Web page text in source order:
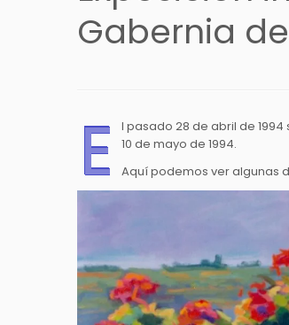
Gabernia
E
l pasado 28 de abril de
10 de mayo de 1994.
Aquí podemos ver algunas